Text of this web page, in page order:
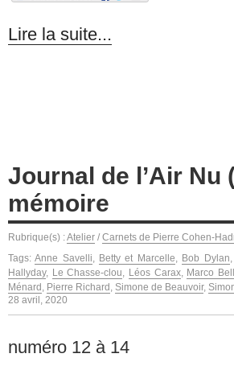
Lire la suite...
Journal de l’Air Nu
mémoire
Rubrique(s) :Atelier / Carnets de Pierre Cohen-
Tags:Anne Savelli, Betty et Marcelle, Bob Dylan,
Hallyday, Le Chasse-clou, Léos Carax, Marco
Ménard , Pierre Richard , Simone de Beauvoir,
28 avril, 2020
numéro 12 à 14